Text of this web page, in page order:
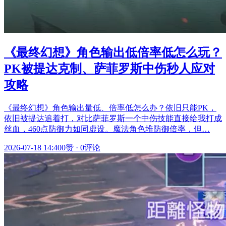
《最终幻想》角色输出低倍率低怎么玩？
PK被提达克制、萨菲罗斯中伤秒人应对
攻略
《最终幻想》角色输出量低、倍率低怎么办？依旧只能PK，
依旧被提达追着打，对比萨菲罗斯一个中伤技能直接给我打成
丝血，460点防御力如同虚设。魔法角色堆防御倍率，但…
2026-07-18 14:400赞 · 0评论